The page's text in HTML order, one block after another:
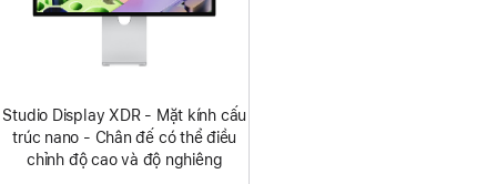
Studio Display XDR - Mặt kính cấu
trúc nano - Chân đế có thể điều
chỉnh độ cao và độ nghiêng